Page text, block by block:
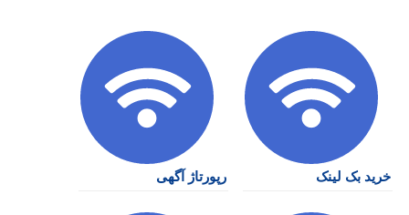
خرید بک لینک رپورتاژ آگهی